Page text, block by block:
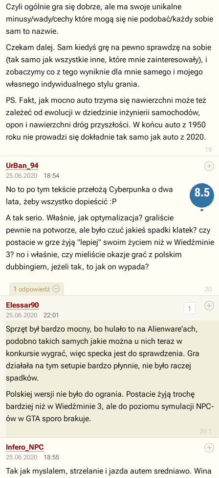
19
Czyli ogólnie gra się dobrze, ale ma swoje unikalne
minusy/wady/cechy które mogą się nie podobać/każdy sobie
sam to nazwie.
Czekam dalej. Sam kiedyś grę na pewno sprawdzę na sobie
(tak samo jak wszystkie inne, które mnie zainteresowały), i
zobaczymy co z tego wyniknie dla mnie samego i mojego
własnego indywidualnego stylu grania.
PS. Fakt, jak mocno auto trzyma się nawierzchni może też
zależeć od ewolucji w dziedzinie inżynierii samochodów,
opon i nawierzchni dróg przyszłości. W końcu auto z 1950
roku nie prowadzi się dokładnie tak samo jak auto z 2020.
25.06.2020 18:54
20
1 odpowiedź
UrBan_94
8.5
No to po tym tekście przełożą Cyberpunka o dwa
lata, żeby wszystko dopieścić :P
A tak serio. Właśnie, jak optymalizacja? graliście
pewnie na potworze, ale było czuć jakieś spadki klatek? czy
postacie w grze żyją "lepiej" swoim życiem niż w Wiedźminie
3? no i właśnie, czy mieliście okazje grać z polskim
dubbingiem, jeżeli tak, to jak on wypada?
25.06.2020 22:01
20.1
1
Elessar90
Sprzęt był bardzo mocny, bo hulało to na Alienware'ach,
podobno takich samych jakie można u nich teraz w
konkursie wygrać, więc specka jest do sprawdzenia. Gra
działała na tym setupie bardzo płynnie, nie było raczej
spadków.
Polskiej wersji nie było do ogrania. Postacie żyją trochę
bardziej niż w Wiedźminie 3, ale do poziomu symulacji NPC-
ów w GTA sporo brakuje.
25.06.2020 18:55
Infero_NPC
Tak jak myslalem, strzelanie i jazda autem sredniawo. Wina